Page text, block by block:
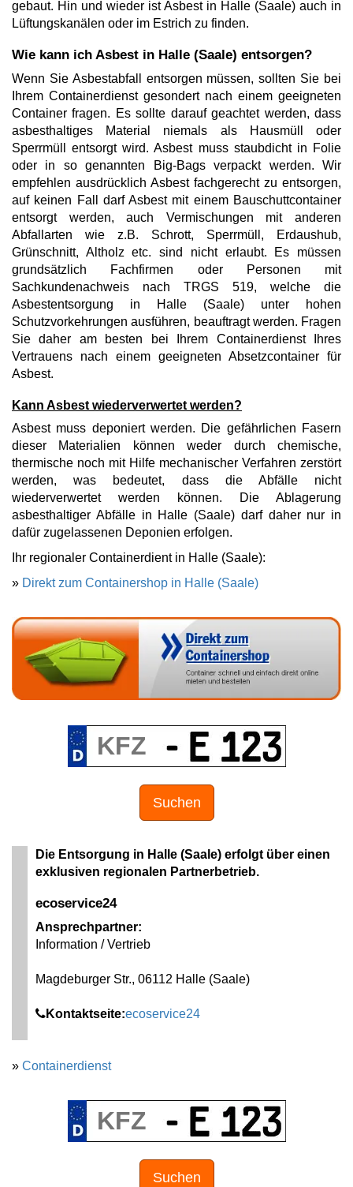
gebaut. Hin und wieder ist Asbest in Halle (Saale) auch in
Lüftungskanälen oder im Estrich zu finden.
Wie kann ich Asbest in Halle (Saale) entsorgen?
Wenn Sie Asbestabfall entsorgen müssen, sollten Sie bei
Ihrem Containerdienst gesondert nach einem geeigneten
Container fragen. Es sollte darauf geachtet werden, dass
asbesthaltiges Material niemals als Hausmüll oder
Sperrmüll entsorgt wird. Asbest muss staubdicht in Folie
oder in so genannten Big-Bags verpackt werden. Wir
empfehlen ausdrücklich Asbest fachgerecht zu entsorgen,
auf keinen Fall darf Asbest mit einem Bauschuttcontainer
entsorgt werden, auch Vermischungen mit anderen
Abfallarten wie z.B. Schrott, Sperrmüll, Erdaushub,
Grünschnitt, Altholz etc. sind nicht erlaubt. Es müssen
grundsätzlich Fachfirmen oder Personen mit
Sachkundenachweis nach TRGS 519, welche die
Asbestentsorgung in Halle (Saale) unter hohen
Schutzvorkehrungen ausführen, beauftragt werden. Fragen
Sie daher am besten bei Ihrem Containerdienst Ihres
Vertrauens nach einem geeigneten Absetzcontainer für
Asbest.
Kann Asbest wiederverwertet werden?
Asbest muss deponiert werden. Die gefährlichen Fasern
dieser Materialien können weder durch chemische,
thermische noch mit Hilfe mechanischer Verfahren zerstört
werden, was bedeutet, dass die Abfälle nicht
wiederverwertet werden können. Die Ablagerung
asbesthaltiger Abfälle in Halle (Saale) darf daher nur in
dafür zugelassenen Deponien erfolgen.
Ihr regionaler Containerdient in Halle (Saale):
» Direkt zum Containershop in Halle (Saale)
Suchen
Die Entsorgung in Halle (Saale) erfolgt über einen
exklusiven regionalen Partnerbetrieb.
ecoservice24
Ansprechpartner:
Information / Vertrieb
Magdeburger Str., 06112 Halle (Saale)
Kontaktseite:ecoservice24
» Containerdienst
Suchen